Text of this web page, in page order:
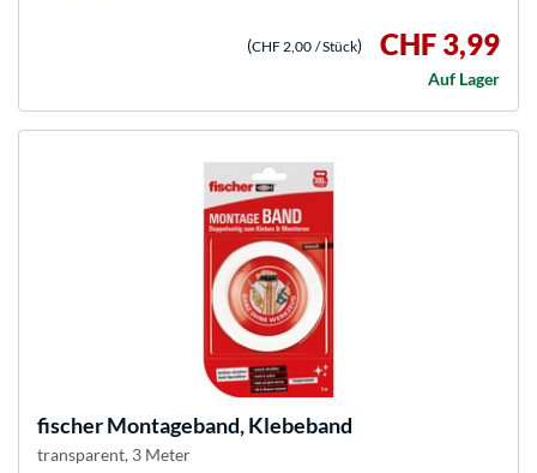
(CHF 2,00 / Stück) CHF 3,99
Auf Lager
fischerMontageband, Klebeband
transparent, 3 Meter